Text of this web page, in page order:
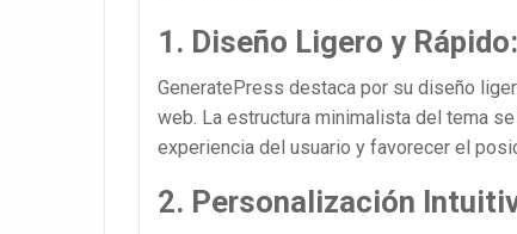
1. Diseño Ligero y Rápido:
GeneratePress destaca por su diseño
web. La estructura minimalista del tema
experiencia del usuario y favorecer el
2. Personalización